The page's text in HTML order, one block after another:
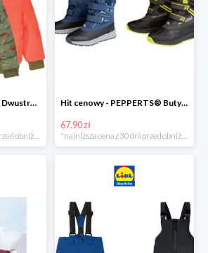
Hit cenowy - LUPILU® Dwustronna kurtka dziecięca z polarem
*najniższa cena z 30 dni przed obniżką
Hit cenowy - PEPPERTS® Buty zimowe chłopięce
67.90 zł
*najniższa cena z 30 dni przed obniżką